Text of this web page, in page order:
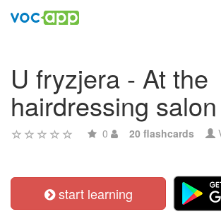
U fryzjera - At the
hairdressing salon
0 20 flashcards
start learning